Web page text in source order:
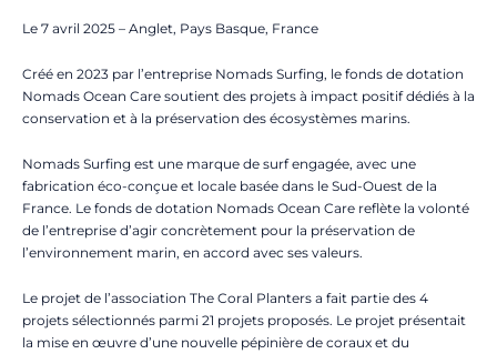
Le 7 avril 2025 – Anglet, Pays Basque, France
Créé en 2023 par l’entreprise Nomads Surfing, le fonds de dotation
Nomads Ocean Care soutient des projets à impact positif dédiés à la
conservation et à la préservation des écosystèmes marins.
Nomads Surfing est une marque de surf engagée, avec une
fabrication éco-conçue et locale basée dans le Sud-Ouest de la
France. Le fonds de dotation Nomads Ocean Care reflète la volonté
de l’entreprise d’agir concrètement pour la préservation de
l’environnement marin, en accord avec ses valeurs.
Le projet de l’association The Coral Planters a fait partie des 4
projets sélectionnés parmi 21 projets proposés. Le projet présentait
la mise en œuvre d’une nouvelle pépinière de coraux et du